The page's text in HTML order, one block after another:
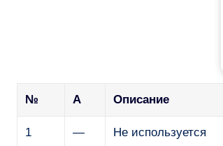
№ А Описание
1 — Не используется